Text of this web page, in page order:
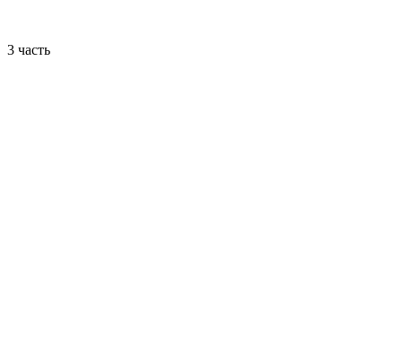
3 часть